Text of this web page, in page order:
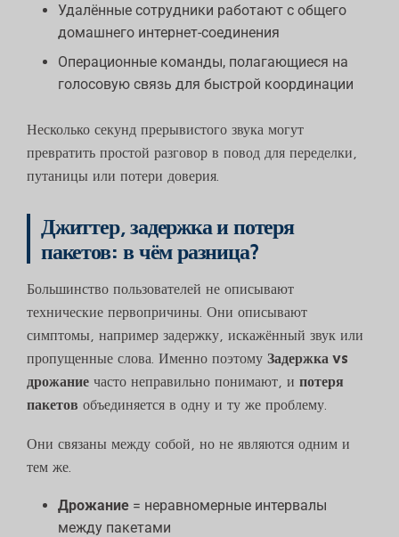
Удалённые сотрудники работают с общего
домашнего интернет-соединения
Операционные команды, полагающиеся на
голосовую связь для быстрой координации
Несколько секунд прерывистого звука могут
превратить простой разговор в повод для переделки,
путаницы или потери доверия.
Джиттер, задержка и потеря
пакетов: в чём разница?
Большинство пользователей не описывают
технические первопричины. Они описывают
симптомы, например задержку, искажённый звук или
пропущенные слова. Именно поэтому Задержка vs
дрожание часто неправильно понимают, и потеря
пакетов объединяется в одну и ту же проблему.
Они связаны между собой, но не являются одним и
тем же.
Дрожание = неравномерные интервалы
между пакетами